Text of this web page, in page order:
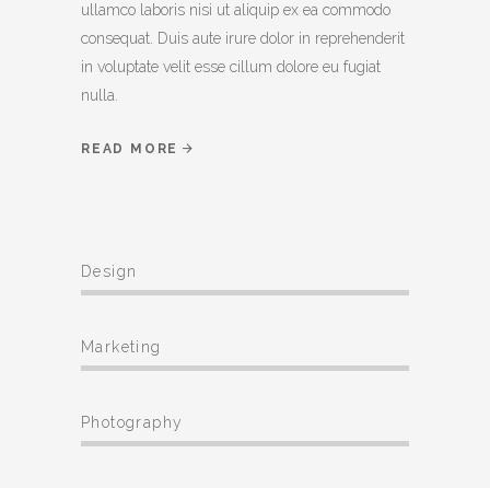
ullamco laboris nisi ut aliquip ex ea commodo
consequat. Duis aute irure dolor in reprehenderit
in voluptate velit esse cillum dolore eu fugiat
nulla.
READ MORE
Design
Marketing
Photography